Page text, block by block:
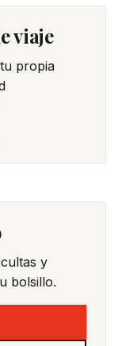
viaje
propia
y
bolsillo.